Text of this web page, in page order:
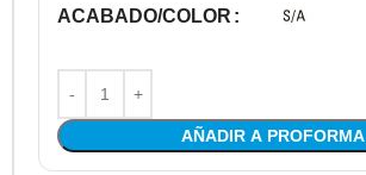
ACABADO/COLOR
AÑADIR A PROFORMA